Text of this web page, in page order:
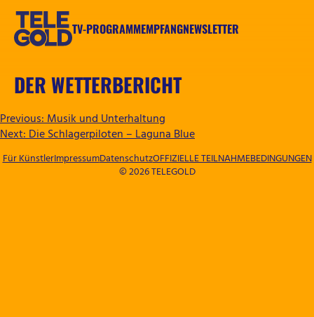
Zum
springen
TV-PROGRAMMEMPFANGNEWSLETTER
DER WETTERBERICHT
BEITRAGSNAVIGATION
Previous:Musik und Unterhaltung
Next:Die Schlagerpiloten – Laguna Blue
© 2026 TELEGOLD
Für KünstlerImpressumDatenschutzOFFIZIELLE TEILNAHMEBEDINGUNGEN